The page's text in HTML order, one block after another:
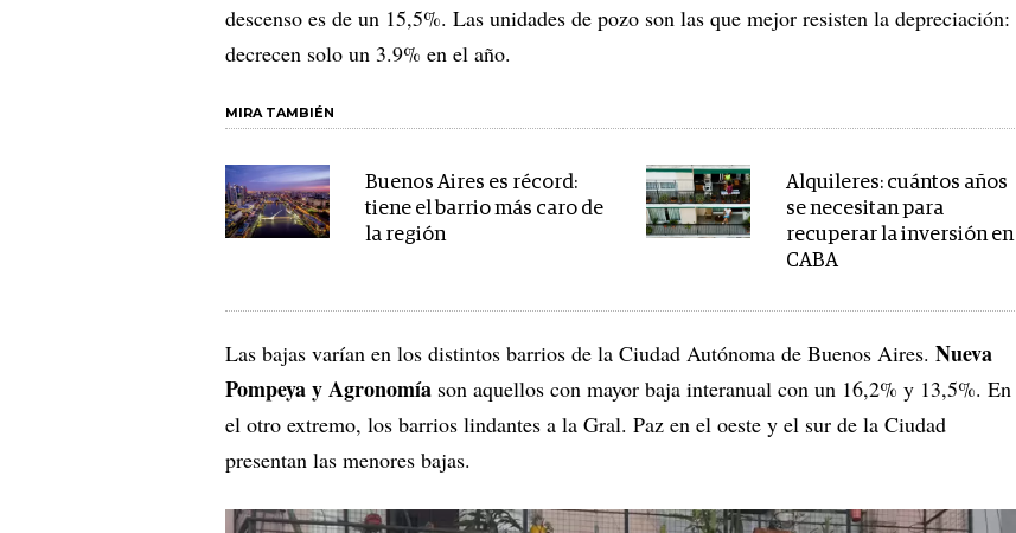
descenso es de un 15,5%. Las unidades de pozo son las que mejor resisten la depreciación:
decrecen solo un 3.9% en el año.
MIRA TAMBIÉN
Buenos Aires es récord:
tiene el barrio más caro de
la región
Alquileres: cuántos años
se necesitan para
recuperar la inversión en
CABA
Las bajas varían en los distintos barrios de la Ciudad Autónoma de Buenos Aires. Nueva
Pompeya y Agronomía son aquellos con mayor baja interanual con un 16,2% y 13,5%. En
el otro extremo, los barrios lindantes a la Gral. Paz en el oeste y el sur de la Ciudad
presentan las menores bajas.